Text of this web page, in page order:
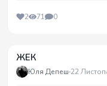
2 71 0
ЖЕК
Юля Депеш 22